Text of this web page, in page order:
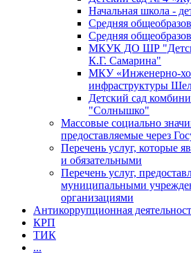
Начальная школа -
Средняя
Средняя
МКУК ДО ШР
К.Г. Самарина"
МКУ «Инженерно-
инфраструктуры
Детский сад
"Солнышко"
Массовые социально
предоставляемые через
Перечень услуг, которые
и обязательными
Перечень услуг,
муниципальными
организациями
Антикоррупционная
КРП
ТИК
...